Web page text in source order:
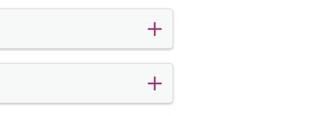
können als
werden.